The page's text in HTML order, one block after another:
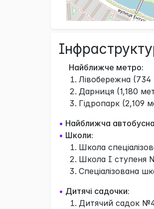
Найближче метро:
Лівобережна (734
Дарниця (1,180
Гідропарк (2,109
• Найближча
• Школи:
Школа
Школа І ступеня
Спеціалізована
• Дитячі садочки:
Дитячий садок